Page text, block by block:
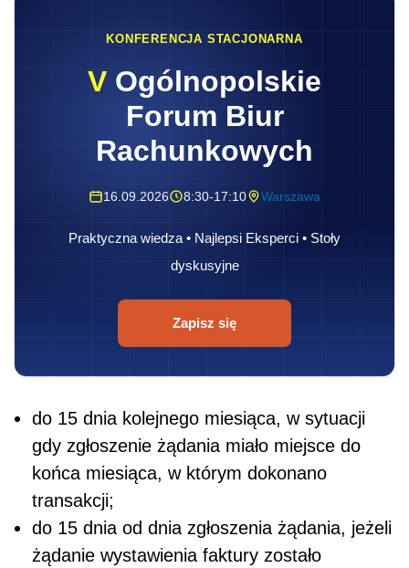
KONFERENCJA STACJONARNA
V Ogólnopolskie
Forum Biur
Rachunkowych
16.09.2026 8:30-17:10 Warszawa
Praktyczna wiedza • Najlepsi Eksperci • Stoły
dyskusyjne
Zapisz się
do 15 dnia kolejnego miesiąca, w sytuacji
gdy zgłoszenie żądania miało miejsce do
końca miesiąca, w którym dokonano
transakcji;
do 15 dnia od dnia zgłoszenia żądania, jeżeli
żądanie wystawienia faktury zostało